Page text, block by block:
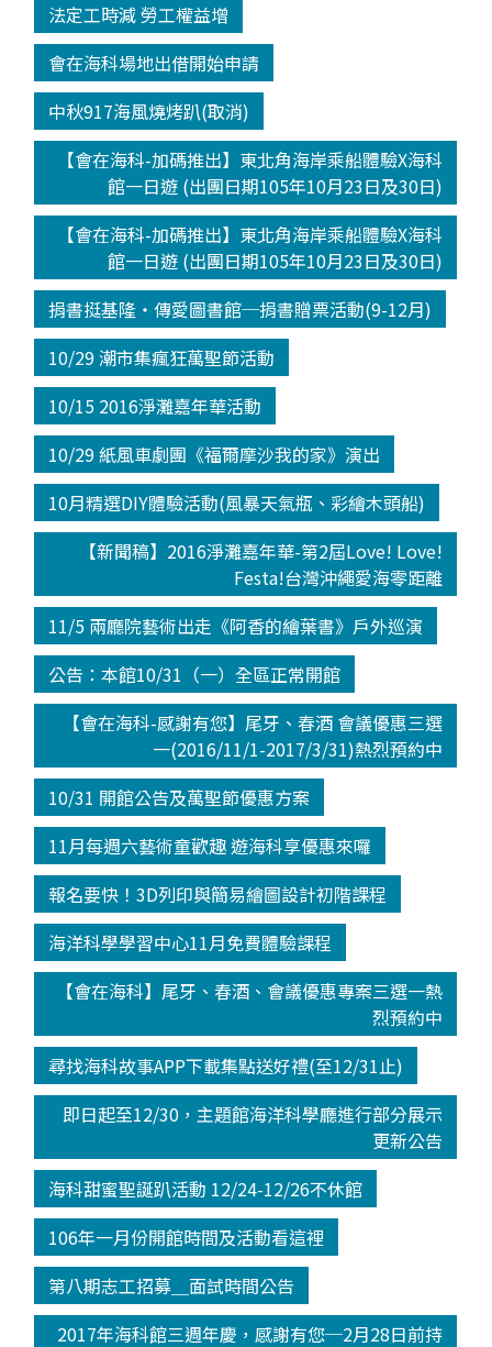
法定工時減 勞工權益增
會在海科場地出借開始申請
中秋917海風燒烤趴(取消)
【會在海科-加碼推出】東北角海岸乘船體驗X海科
館一日遊 (出團日期105年10月23日及30日)
【會在海科-加碼推出】東北角海岸乘船體驗X海科
館一日遊 (出團日期105年10月23日及30日)
捐書挺基隆‧傳愛圖書館─捐書贈票活動(9-12月)
10/29 潮市集瘋狂萬聖節活動
10/15 2016淨灘嘉年華活動
10/29 紙風車劇團《福爾摩沙我的家》演出
10月精選DIY體驗活動(風暴天氣瓶、彩繪木頭船)
【新聞稿】2016淨灘嘉年華-第2屆Love! Love!
Festa!台灣沖繩愛海零距離
11/5 兩廳院藝術出走《阿香的繪葉書》戶外巡演
公告：本館10/31（一）全區正常開館
【會在海科-感謝有您】尾牙、春酒 會議優惠三選
一(2016/11/1-2017/3/31)熱烈預約中
10/31 開館公告及萬聖節優惠方案
11月每週六藝術童歡趣 遊海科享優惠來囉
報名要快！3D列印與簡易繪圖設計初階課程
海洋科學學習中心11月免費體驗課程
【會在海科】尾牙、春酒、會議優惠專案三選一熱
烈預約中
尋找海科故事APP下載集點送好禮(至12/31止)
即日起至12/30，主題館海洋科學廳進行部分展示
更新公告
海科甜蜜聖誕趴活動 12/24-12/26不休館
106年一月份開館時間及活動看這裡
第八期志工招募＿面試時間公告
2017年海科館三週年慶，感謝有您─2月28日前持